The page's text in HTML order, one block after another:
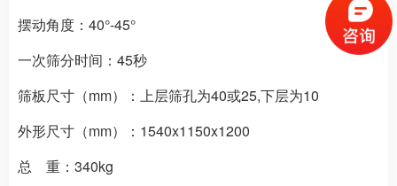
摆动角度：40°-45°
一次筛分时间：45秒
筛板尺寸（mm）：上层筛孔为40或25,下层为10
外形尺寸（mm）：1540x1150x1200
总 重：340kg